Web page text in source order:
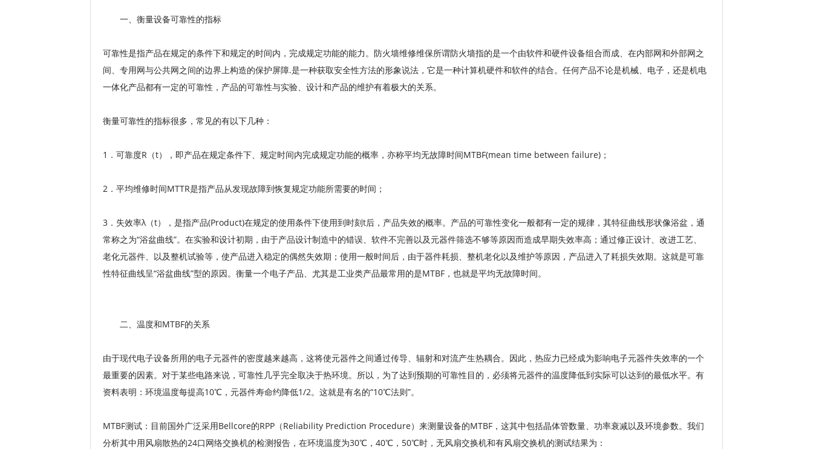
一、衡量设备可靠性的指标
可靠性是指产品在规定的条件下和规定的时间内，完成规定功能的能力。防火墙维修维保所谓防火墙指的是一个由软件和硬件设备组合而成、在内部网和外部网之
间、专用网与公共网之间的边界上构造的保护屏障.是一种获取安全性方法的形象说法，它是一种计算机硬件和软件的结合。任何产品不论是机械、电子，还是机电
一体化产品都有一定的可靠性，产品的可靠性与实验、设计和产品的维护有着极大的关系。
衡量可靠性的指标很多，常见的有以下几种：
1．可靠度R（t），即产品在规定条件下、规定时间内完成规定功能的概率，亦称平均无故障时间MTBF(mean time between failure)；
2．平均维修时间MTTR是指产品从发现故障到恢复规定功能所需要的时间；
3．失效率λ（t），是指产品(Product)在规定的使用条件下使用到时刻t后，产品失效的概率。产品的可靠性变化一般都有一定的规律，其特征曲线形状像浴盆，通
常称之为“浴盆曲线”。在实验和设计初期，由于产品设计制造中的错误、软件不完善以及元器件筛选不够等原因而造成早期失效率高；通过修正设计、改进工艺、
老化元器件、以及整机试验等，使产品进入稳定的偶然失效期；使用一般时间后，由于器件耗损、整机老化以及维护等原因，产品进入了耗损失效期。这就是可靠
性特征曲线呈“浴盆曲线”型的原因。衡量一个电子产品、尤其是工业类产品最常用的是MTBF，也就是平均无故障时间。
二、温度和MTBF的关系
由于现代电子设备所用的电子元器件的密度越来越高，这将使元器件之间通过传导、辐射和对流产生热耦合。因此，热应力已经成为影响电子元器件失效率的一个
最重要的因素。对于某些电路来说，可靠性几乎完全取决于热环境。所以，为了达到预期的可靠性目的，必须将元器件的温度降低到实际可以达到的最低水平。有
资料表明：环境温度每提高10℃，元器件寿命约降低1/2。这就是有名的“10℃法则”。
MTBF测试：目前国外广泛采用Bellcore的RPP（Reliability Prediction Procedure）来测量设备的MTBF，这其中包括晶体管数量、功率衰减以及环境参数。我们
分析其中用风扇散热的24口网络交换机的检测报告，在环境温度为30℃，40℃，50℃时，无风扇交换机和有风扇交换机的测试结果为：